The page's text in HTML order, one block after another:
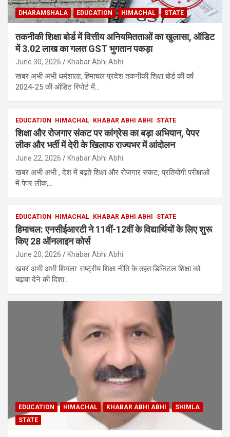
DHARAMSHALA EDUCATION HIMACHAL STATE
तकनीकी शिक्षा बोर्ड में वित्तीय अनियमितताओं का खुलासा, ऑडिट
में 3.02 लाख का गलत GST भुगतान पकड़ा
June 30, 2026 Khabar Abhi Abhi
खबर अभी अभी धर्मशाला: हिमाचल प्रदेश तकनीकी शिक्षा बोर्ड की वर्ष
2024-25 की ऑडिट रिपोर्ट में…
EDUCATION HIMACHAL KHABAR ABHI ABHI STATE
शिक्षा और रोजगार संकट पर कांग्रेस का बड़ा अभियान, पेपर
लीक और भर्ती में देरी के खिलाफ राज्यभर में आंदोलन
June 22, 2026 Khabar Abhi Abhi
खबर अभी अभी , देश में बढ़ते शिक्षा और रोजगार संकट, प्रतियोगी परीक्षाओं
में पेपर लीक,…
EDUCATION HIMACHAL KHABAR ABHI ABHI STATE
हिमाचल: एनसीईआरटी ने 11वीं-12वीं के विद्यार्थियों के लिए शुरू
किए 28 ऑनलाइन कोर्स
June 20, 2026 Khabar Abhi Abhi
खबर अभी अभी शिमला: राष्ट्रीय शिक्षा नीति के तहत डिजिटल शिक्षा को
बढ़ावा देने की दिशा…
EDUCATION HIMACHAL KHABAR ABHI ABHI
SHIMLA
STATE